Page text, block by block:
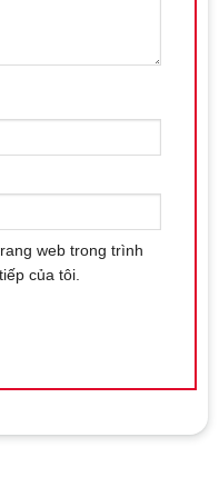
web trong trình
của tôi.